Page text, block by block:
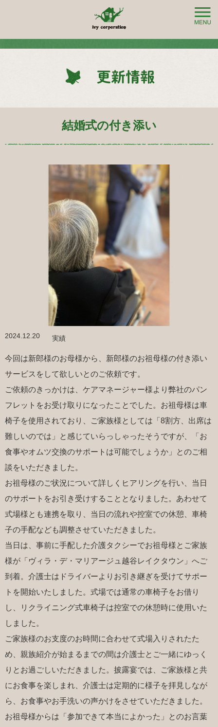
結婚式の付き添い
2024.12.20 実績
今回は新郎様のお母様から、新郎様のお祖母様の付き添い
サービスをして欲しいとのご依頼です。
ご依頼のきっかけは、ケアマネージャー様より弊社のパン
フレットをお受け取りになったことでした。お祖母様は車
椅子を使用されており、ご家族様としては「8割方、出席は
難しいのでは」と感じていらっしゃったそうですが、「お
食事やオムツ交換のサポートは可能でしょうか」とのご相
談をいただきました。
お祖母様のご状況について詳しくヒアリングを行い、当日
のサポートをお引き受けすることとなりました。あわせて
式場様とも連携を取り、当日の流れや控室での休憩、車椅
子の手配なども調整させていただきました。
当日は、事前に手配した介護タクシーでお祖母様とご家族
様が「ヴィラ・デ・マリアージュ越谷レイクタウン」へご
到着。介護士はドライバーよりお引き継ぎを受けてサポー
トを開始いたしました。式場では通常の車椅子をお借り
し、リクライニング式車椅子は控室での休憩時に使用いた
しました。
ご家族様のお支度のお時間に合わせて式場入りされたた
め、親族紹介が始まるまでの間は介護士とご一緒にゆっく
りとお過ごしいただきました。披露宴では、ご家族様と共
にお食事を楽しまれ、介護士は定期的に様子を拝見しなが
ら、お食事やお手洗いの声かけをさせていただきました。
お祖母様からは「参加できて本当によかった」とのお言葉